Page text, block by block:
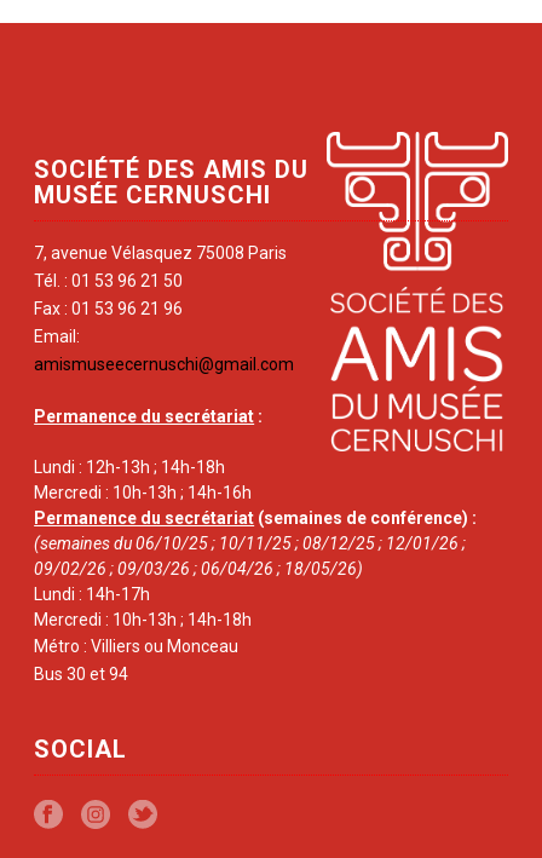
SOCIÉTÉ DES AMIS DU
MUSÉE CERNUSCHI
7, avenue Vélasquez 75008 Paris
Tél. : 01 53 96 21 50
Fax : 01 53 96 21 96
Email:
amismuseecernuschi@gmail.com
Permanence du secrétariat :
Lundi : 12h-13h ; 14h-18h
Mercredi : 10h-13h ; 14h-16h
Permanence du secrétariat (semaines de conférence) :
(semaines du 06/10/25 ; 10/11/25 ; 08/12/25 ; 12/01/26 ;
09/02/26 ; 09/03/26 ; 06/04/26 ; 18/05/26)
Lundi : 14h-17h
Mercredi : 10h-13h ; 14h-18h
Métro : Villiers ou Monceau
Bus 30 et 94
SOCIAL